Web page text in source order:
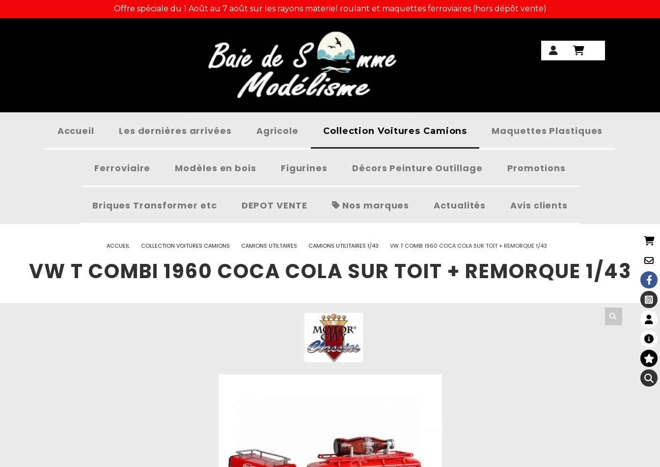
Offre spéciale du 1 Août au 7 août sur les rayons materiel roulant et maquettes ferroviaires (hors dépôt vente)
Accueil Les dernières arrivées Agricole Collection Voitures Camions Maquettes Plastiques
Ferroviaire Modèles en bois Figurines Décors Peinture Outillage Promotions
Briques Transformer etc DEPOT VENTE Nos marques Actualités Avis clients
ACCUEIL COLLECTION VOITURES CAMIONS CAMIONS UTILTAIRES CAMIONS UTILITAIRES 1/43 VW T COMBI 1960 COCA COLA SUR TOIT + REMORQUE 1/43
VW T COMBI 1960 COCA COLA SUR TOIT + REMORQUE 1/43